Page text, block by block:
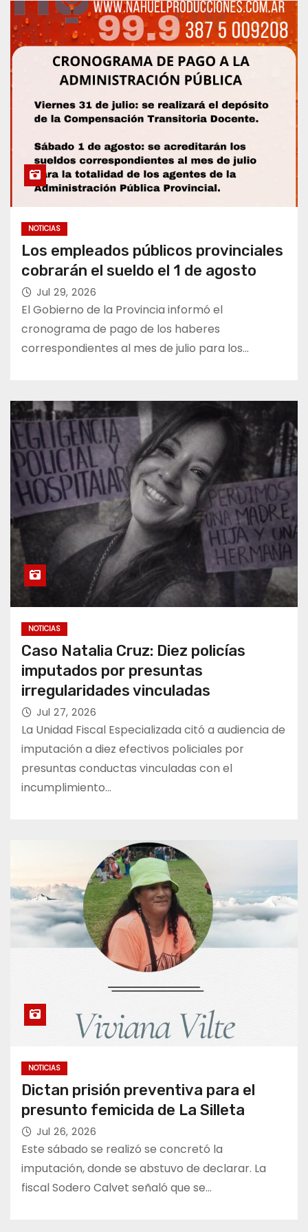
NOTICIAS
Los empleados públicos provinciales
cobrarán el sueldo el 1 de agosto
Jul 29, 2026
El Gobierno de la Provincia informó el
cronograma de pago de los haberes
correspondientes al mes de julio para los…
NOTICIAS
Caso Natalia Cruz: Diez policías
imputados por presuntas
irregularidades vinculadas
Jul 27, 2026
La Unidad Fiscal Especializada citó a audiencia de
imputación a diez efectivos policiales por
presuntas conductas vinculadas con el
incumplimiento…
NOTICIAS
Dictan prisión preventiva para el
presunto femicida de La Silleta
Jul 26, 2026
Este sábado se realizó se concretó la
imputación, donde se abstuvo de declarar. La
fiscal Sodero Calvet señaló que se…